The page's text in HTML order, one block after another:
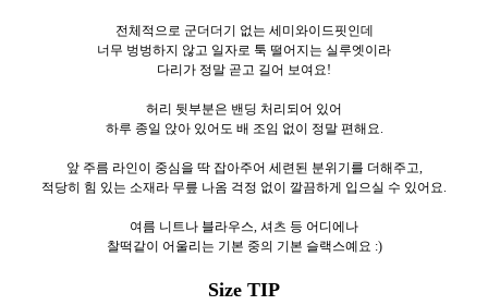
전체적으로 군더더기 없는 세미와이드핏인데
너무 벙벙하지 않고 일자로 툭 떨어지는 실루엣이라
다리가 정말 곧고 길어 보여요!
허리 뒷부분은 밴딩 처리되어 있어
하루 종일 앉아 있어도 배 조임 없이 정말 편해요.
앞 주름 라인이 중심을 딱 잡아주어 세련된 분위기를 더해주고,
적당히 힘 있는 소재라 무릎 나옴 걱정 없이 깔끔하게 입으실 수 있어요.
여름 니트나 블라우스, 셔츠 등 어디에나
찰떡같이 어울리는 기본 중의 기본 슬랙스예요 :)
Size TIP